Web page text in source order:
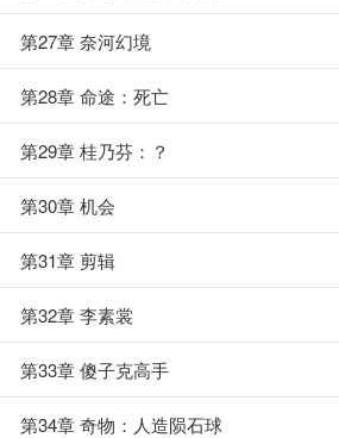
第27章 奈河幻境
第28章 命途：死亡
第29章 桂乃芬：？
第30章 机会
第31章 剪辑
第32章 李素裳
第33章 傻子克高手
第34章 奇物：人造陨石球